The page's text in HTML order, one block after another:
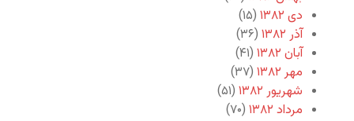
دی ۱۳۸۲
(۱۵)
آذر ۱۳۸۲
(۳۶)
آبان ۱۳۸۲
(۴۱)
مهر ۱۳۸۲
(۳۷)
شهریور ۱۳۸۲
(۵۱)
مرداد ۱۳۸۲
(۷۰)